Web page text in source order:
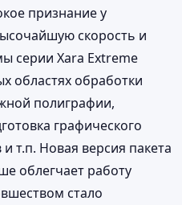
признание у
скорость и
серии Xara Extreme
областях обработки
полиграфии,
графического
т.п. Новая версия пакета
облегчает работу
стало